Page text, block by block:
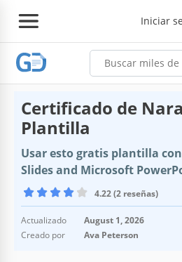
Iniciar
Certificado de
Plantilla
Usar esto gratis plantilla
Slides and Microsoft
4.22 (2 reseñas)
Actualizado
August 1, 2026
Creado por
Ava Peterson